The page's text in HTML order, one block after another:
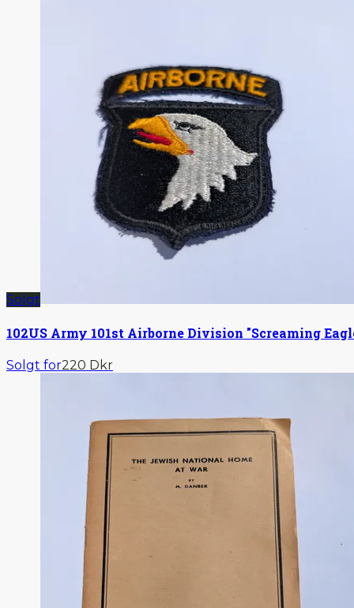
Solgt
102US Army 101st Airborne Division "Screaming
Solgt for220 Dkr